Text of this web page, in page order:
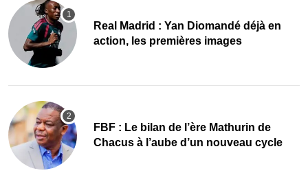
Real Madrid : Yan Diomandé déjà en
action, les premières images
FBF : Le bilan de l’ère Mathurin de
Chacus à l’aube d’un nouveau cycle